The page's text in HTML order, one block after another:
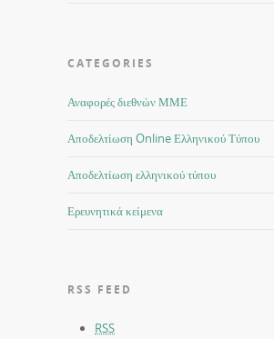
CATEGORIES
Αναφορές διεθνών ΜΜΕ
Αποδελτίωση Online Ελληνικού Τύπου
Αποδελτίωση ελληνικού τύπου
Ερευνητικά κείμενα
RSS FEED
RSS